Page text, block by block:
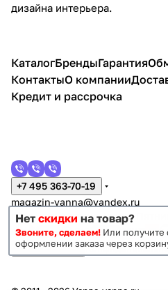
дизайна интерьера.
КаталогБрендыГарантия
КонтактыО компании
Кредит и рассрочка
+7 495 363-70-19
magazin-vanna@yandex.ru
г. Москва, Митино, улица
Темная тема
Нет скидки на товар?
Звоните, сделаем! Или получите
оформлении заказа через